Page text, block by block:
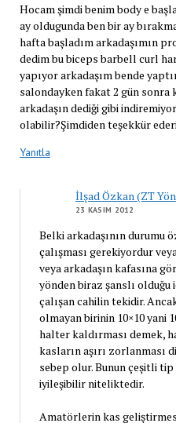
Hocam şimdi benim body e
ay oldugunda ben bir ay
hafta başladım arkadaşımın
dedim bu biceps barbell curl
yapıyor arkadaşım bende
salondayken fakat 2 gün sonra
arkadaşın dediği gibi
olabilir?Şimdiden teşekkür
Yanıtla
İlşad Özkan (ZT
23 KASIM 2012
Belki arkadaşının durumu
çalışması gerekiyordur
veya arkadaşın kafasına
yönden biraz şanslı
çalışan cahilin tekidir.
olmayan birinin 10×10 yani
halter kaldırması demek,
kasların aşırı zorlanması
sebep olur. Bunun çeşitli
iyileşibilir niteliktedir.
Amatörlerin kas